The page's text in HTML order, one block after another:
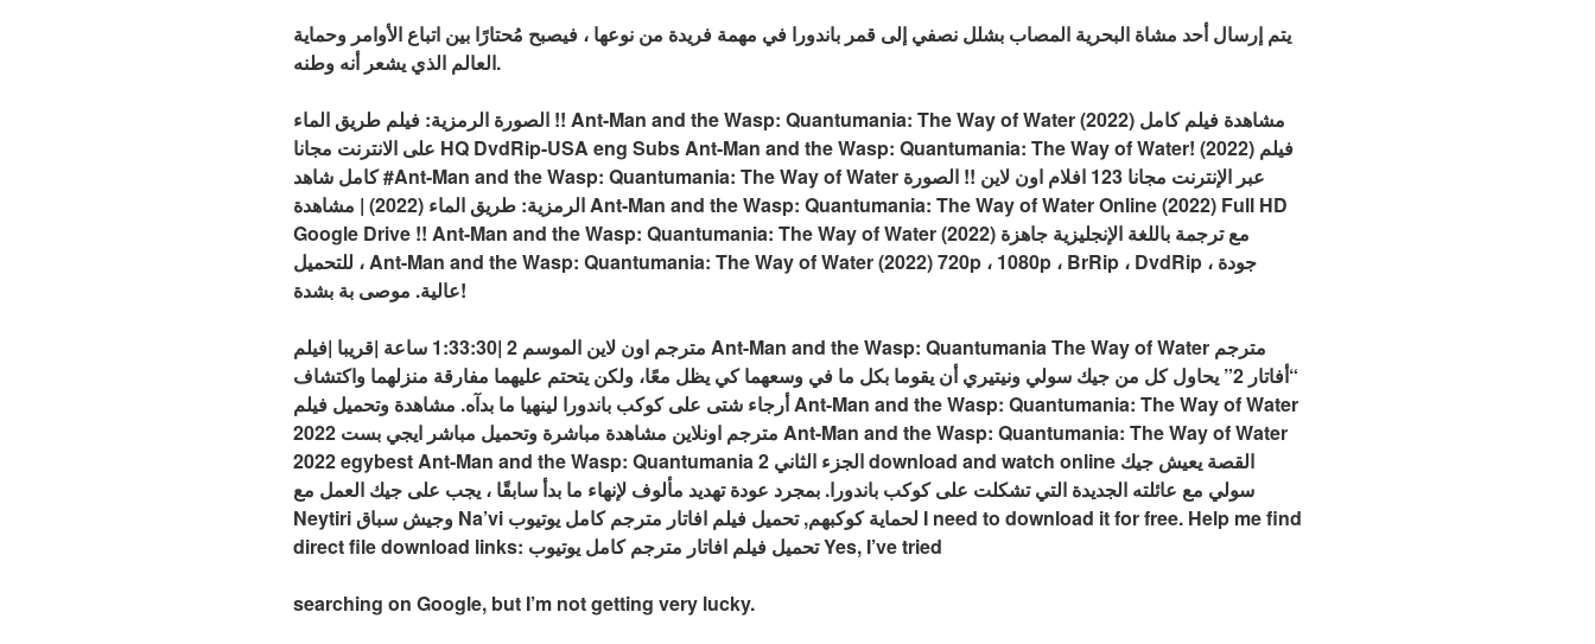
يتم إرسال أحد مشاة البحرية المصاب بشلل نصفي إلى قمر باندورا في مهمة فريدة من نوعها ، فيصبح مُحتارًا بين اتباع الأوامر وحماية
العالم الذي يشعر أنه وطنه.
الصورة الرمزية: فيلم طريق الماء !! Ant-Man and the Wasp: Quantumania: The Way of Water (2022) مشاهدة فيلم كامل
على الانترنت مجانا HQ DvdRip-USA eng Subs Ant-Man and the Wasp: Quantumania: The Way of Water! (2022) فيلم
كامل شاهد #Ant-Man and the Wasp: Quantumania: The Way of Water عبر الإنترنت مجانا 123 افلام اون لاين !! الصورة
الرمزية: طريق الماء (2022) | مشاهدة Ant-Man and the Wasp: Quantumania: The Way of Water Online (2022) Full HD
Google Drive !! Ant-Man and the Wasp: Quantumania: The Way of Water (2022) مع ترجمة باللغة الإنجليزية جاهزة
للتحميل ، Ant-Man and the Wasp: Quantumania: The Way of Water (2022) 720p ، 1080p ، BrRip ، DvdRip ، جودة
عالية. موصى بة بشدة!
مترجم اون لاين الموسم 2 |1:33:30 ساعة |قريبا |فيلم Ant-Man and the Wasp: Quantumania The Way of Water مترجم
“أفاتار 2” يحاول كل من جيك سولي ونيتيري أن يقوما بكل ما في وسعهما كي يظل معًا، ولكن يتحتم عليهما مفارقة منزلهما واكتشاف
أرجاء شتى على كوكب باندورا لينهيا ما بدآه. مشاهدة وتحميل فيلم Ant-Man and the Wasp: Quantumania: The Way of Water
2022 مترجم اونلاين مشاهدة مباشرة وتحميل مباشر ايجي بست Ant-Man and the Wasp: Quantumania: The Way of Water
2022 egybest Ant-Man and the Wasp: Quantumania 2 الجزء الثاني download and watch online القصة يعيش جيك
سولي مع عائلته الجديدة التي تشكلت على كوكب باندورا. بمجرد عودة تهديد مألوف لإنهاء ما بدأ سابقًا ، يجب على جيك العمل مع
Neytiri وجيش سباق Na’vi لحماية كوكبهم, تحميل فيلم افاتار مترجم كامل يوتيوب I need to download it for free. Help me find
direct file download links: تحميل فيلم افاتار مترجم كامل يوتيوب Yes, I’ve tried
searching on Google, but I’m not getting very lucky.